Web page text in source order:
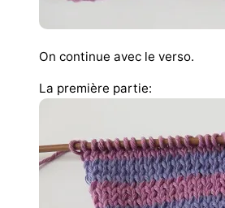
On continue avec le verso.
La première partie: